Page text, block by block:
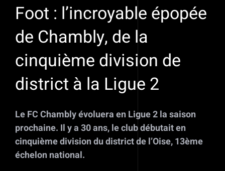
Foot : l’incroyable épopée
de Chambly, de la
cinquième division de
district à la Ligue 2
Le FC Chambly évoluera en Ligue 2 la saison
prochaine. Il y a 30 ans, le club débutait en
cinquième division du district de l’Oise, 13ème
échelon national.